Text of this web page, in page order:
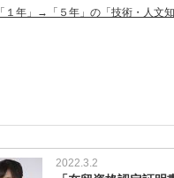
「１年」→「５年」の「技術・人文
2022.3.2